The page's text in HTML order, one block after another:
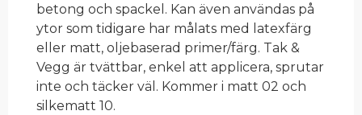
betong och spackel. Kan även användas på
ytor som tidigare har målats med latexfärg
eller matt, oljebaserad primer/färg. Tak &
Vegg är tvättbar, enkel att applicera, sprutar
inte och täcker väl. Kommer i matt 02 och
silkematt 10.